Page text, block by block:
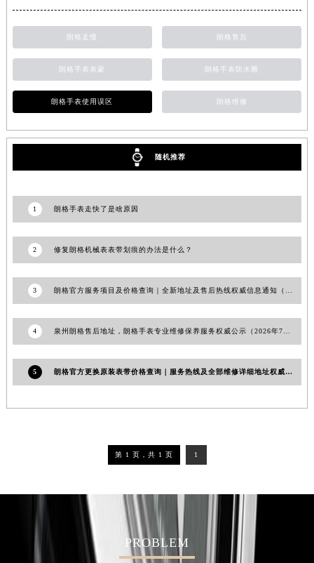
朗格走慢 朗格售后
朗格手表表蒙 朗格手表防水圈
朗格手表使用误区 朗格维修
随机推荐
1 朗格手表走快了是啥原因
2 修复朗格机械表表带划痕的办法是什么？
3
4
5 朗格官方更换原装表带价格查询｜服务热线及全部维修详细地址权威信息公告（2026年7月最新）
第 1 页，共 1 页 1
PROBLEM